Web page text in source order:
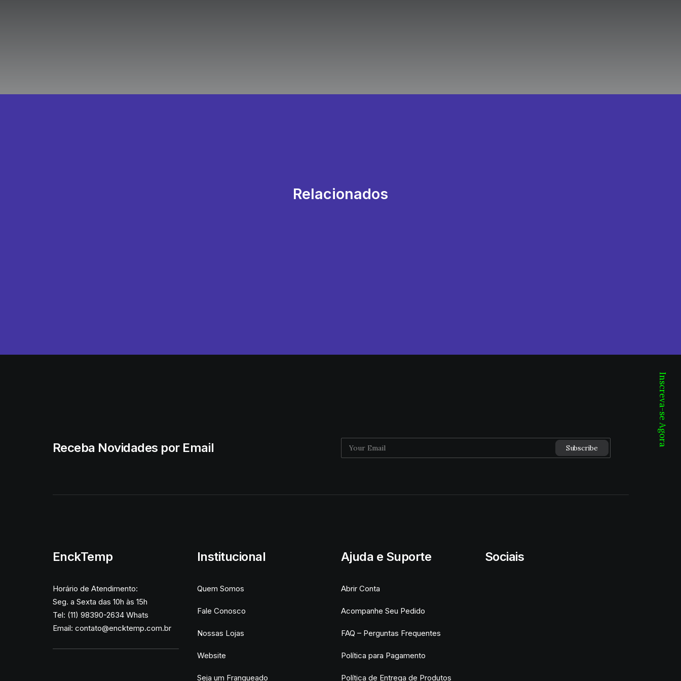
Relacionados
Receba Novidades por Email
EnckTemp
Horário de Atendimento:
Seg. a Sexta das 10h às 15h
Tel: (11) 98390-2634 Whats
Email: contato@encktemp.com.br
Institucional
Quem Somos
Fale Conosco
Nossas Lojas
Website
Seja um Franqueado
Ajuda e Suporte
Abrir Conta
Acompanhe Seu Pedido
FAQ – Perguntas Frequentes
Política para Pagamento
Política de Entrega de Produtos
Sociais
Inscreva-se Agora